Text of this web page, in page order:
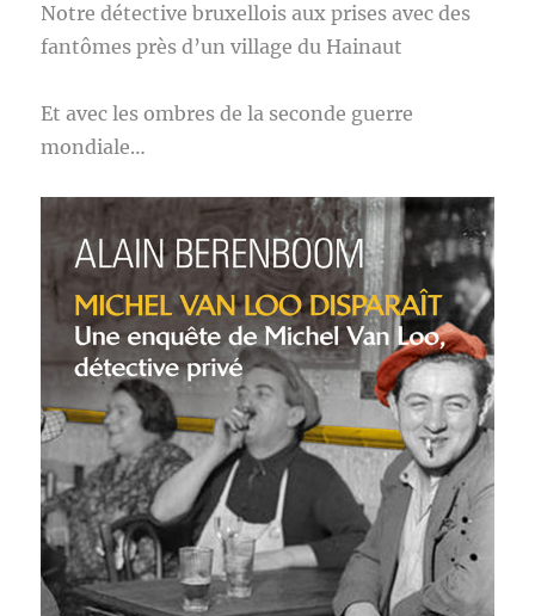
Notre détective bruxellois aux prises avec des
fantômes près d’un village du Hainaut
Et avec les ombres de la seconde guerre
mondiale…